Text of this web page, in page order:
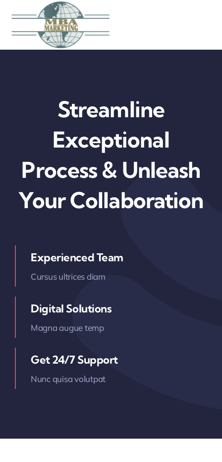
content
Streamline
Exceptional
Process & Unleash
Your Collaboration
Experienced Team
Cursus ultrices diam
Digital Solutions
Magna augue temp
Get 24/7 Support
Nunc quisa volutpat